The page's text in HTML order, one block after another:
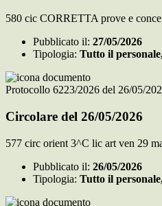
580 cic CORRETTA prove e
Pubblicato il: 27/05/2026
Tipologia: Tutto il
Protocollo 6223/2026 del 26/05/
Circolare del 26/05/2026
577 circ orient 3^C lic art ven 29
Pubblicato il: 26/05/2026
Tipologia: Tutto il